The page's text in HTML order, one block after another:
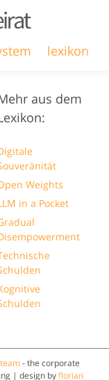
lexikon
aus dem
Weights
in a Pocket
- the corporate
| design byflorian